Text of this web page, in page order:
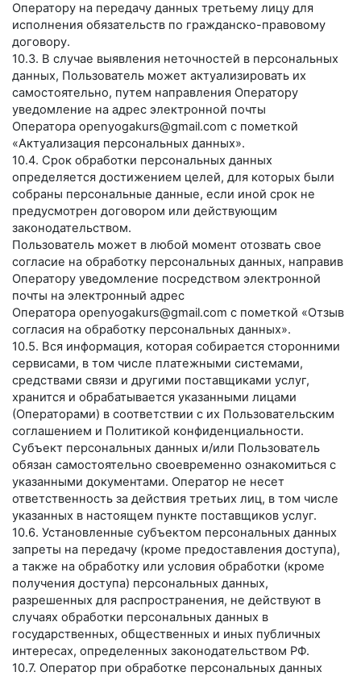
Оператору на передачу данных третьему лицу для
исполнения обязательств по гражданско-правовому
договору.
10.3. В случае выявления неточностей в персональных
данных, Пользователь может актуализировать их
самостоятельно, путем направления Оператору
уведомление на адрес электронной почты
Оператора openyogakurs@gmail.com с пометкой
«Актуализация персональных данных».
10.4. Срок обработки персональных данных
определяется достижением целей, для которых были
собраны персональные данные, если иной срок не
предусмотрен договором или действующим
законодательством.
Пользователь может в любой момент отозвать свое
согласие на обработку персональных данных, направив
Оператору уведомление посредством электронной
почты на электронный адрес
Оператора openyogakurs@gmail.com с пометкой «Отзыв
согласия на обработку персональных данных».
10.5. Вся информация, которая собирается сторонними
сервисами, в том числе платежными системами,
средствами связи и другими поставщиками услуг,
хранится и обрабатывается указанными лицами
(Операторами) в соответствии с их Пользовательским
соглашением и Политикой конфиденциальности.
Субъект персональных данных и/или Пользователь
обязан самостоятельно своевременно ознакомиться с
указанными документами. Оператор не несет
ответственность за действия третьих лиц, в том числе
указанных в настоящем пункте поставщиков услуг.
10.6. Установленные субъектом персональных данных
запреты на передачу (кроме предоставления доступа),
а также на обработку или условия обработки (кроме
получения доступа) персональных данных,
разрешенных для распространения, не действуют в
случаях обработки персональных данных в
государственных, общественных и иных публичных
интересах, определенных законодательством РФ.
10.7. Оператор при обработке персональных данных